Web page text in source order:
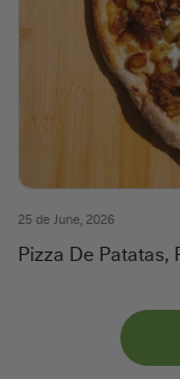
25 de June, 2026
Pizza De Patatas,